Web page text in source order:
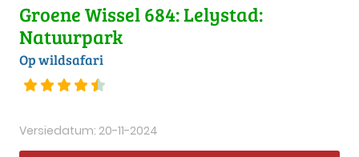
Groene Wissel 684: Lelystad:
Natuurpark
Op wildsafari
Versiedatum: 20-11-2024